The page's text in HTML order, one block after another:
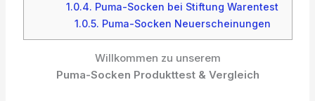
1.0.4. Puma-Socken bei Stiftung Warentest
1.0.5. Puma-Socken Neuerscheinungen
Willkommen zu unserem
Puma-Socken Produkttest & Vergleich